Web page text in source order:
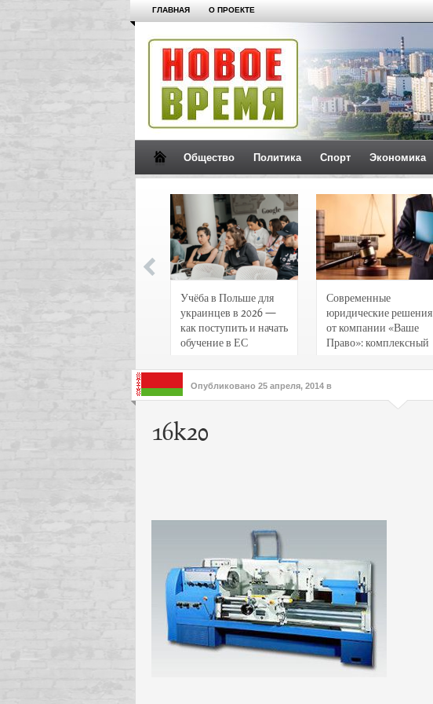
ГЛАВНАЯ О ПРОЕКТЕ
Общество Политика Спорт Экономика
Учёба в Польше для
украинцев в 2026 —
как поступить и начать
обучение в ЕС
Современные
юридические решения
от компании «Ваше
Право»: комплексный
интересов клиентов
Опубликовано 25 апреля, 2014 в
16k20